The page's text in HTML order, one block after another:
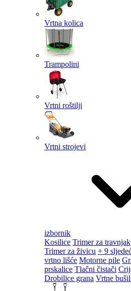
Vrtna kolica
Trampolini
Vrtni roštilji
Vrtni strojevi
izbornik
Kosilice Trimer za travnjak
Trimer za živicu + 9
vrtno lišće Motorne pile
prskalice Tlačni čistači
Drobilice grana Vrtne